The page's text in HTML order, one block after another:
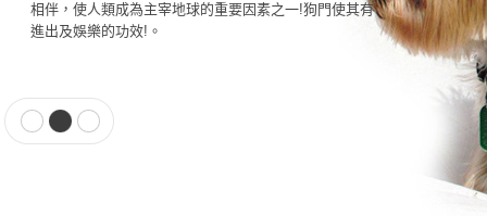
相伴，使人類成為主宰地球的重要因素之一!狗門使其有
進出及娛樂的功效!。